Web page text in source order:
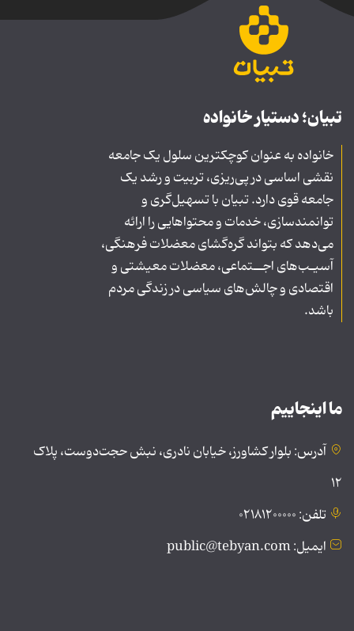
تبیان؛ دستیار خانواده
خانواده به عنوان کوچکترین سلول یک جامعه
نقشی اساسی در پی‌ریزی، تربیت و رشد یک
جامعه قوی دارد. تبیان با تسهیل‌گری و
توانمندسازی، خدمات و محتواهایی را ارائه
می‌دهد که بتواند گره‌گشای معضلات فرهنگی،
آسیـب‌های اجــتماعی، معضلات معیشتی و
اقتصادی و چالش‌های سیاسی در زندگی مردم
باشد.
ما اینجاییم
آدرس: بلوار کشاورز، خیابان نادری، نبش حجت‌دوست، پلاک
۱۲
تلفن: ۰۲۱۸۱۲۰۰۰۰۰
ایمیل: public@tebyan.com